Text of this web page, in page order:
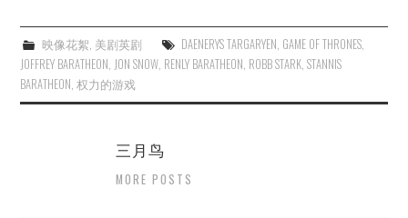
映像花絮, 美剧英剧 DAENERYS TARGARYEN, GAME OF THRONES,
JOFFREY BARATHEON, JON SNOW, RENLY BARATHEON, ROBB STARK,STANNIS
BARATHEON,权力的游戏
三月鸟
MORE POSTS